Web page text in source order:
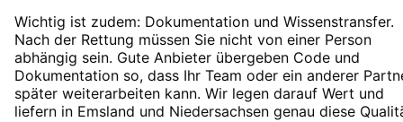
Wichtig ist zudem: Dokumentation und Wissenstransfer.
Nach der Rettung müssen Sie nicht von einer Person
abhängig sein. Gute Anbieter übergeben Code und
Dokumentation so, dass Ihr Team oder ein anderer
später weiterarbeiten kann. Wir legen darauf Wert und
liefern in Emsland und Niedersachsen genau diese